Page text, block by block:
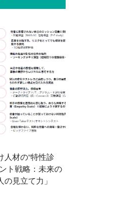
人材の“特性診
ト戦略：未来の
見立て力」